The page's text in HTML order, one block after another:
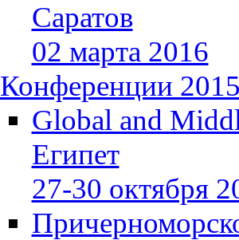
Саратов
02 марта 2016
Конференции
Global and
Египет
27-30 октября